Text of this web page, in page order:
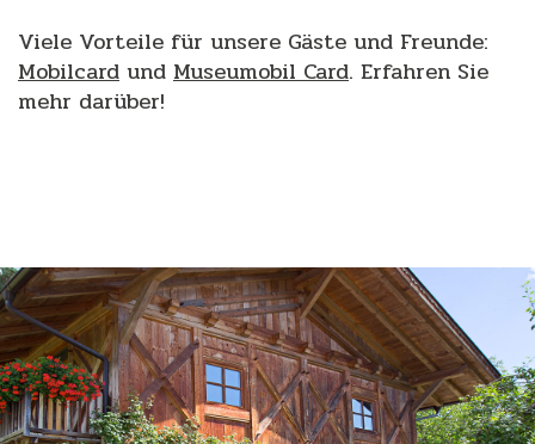
Viele Vorteile für unsere Gäste und Freunde:
Mobilcard und Museumobil Card. Erfahren Sie
mehr darüber!